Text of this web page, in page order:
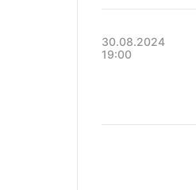
30.08.2024
19:00